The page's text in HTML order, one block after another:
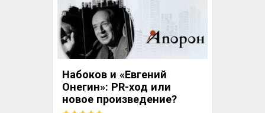
языке. Дуглас Хофштадтер (род. 1945) /
Business Insider
Я всю жизнь был влюблен в языки и
меня заинтриговал вопрос о том, каким
каламбуры и структурные игры можно
воспроизвести — или, п...
Набоков и «Евгений
Онегин»: PR-ход или
новое произведение?